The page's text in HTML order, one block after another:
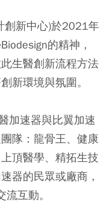
創新中心)於2021年
的精神，
生醫創新流程方法
新環境與氛圍。
加速器與比翼加速
隊：龍骨王、健康
頂醫學、精拓生技
器的民眾或廠商，
互動。